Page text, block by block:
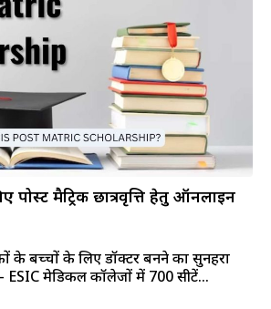
पोस्ट मैट्रिक छात्रवृत्ति हेतु ऑनलाइन
के बच्चों के लिए डॉक्टर बनने का सुनहरा
ESIC मेडिकल कॉलेजों में 700 सीटें...